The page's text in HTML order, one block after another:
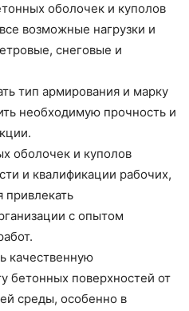
оболочек и куполов
возможные нагрузки и
снеговые и
тип армирования и марку
необходимую прочность и
оболочек и куполов
и квалификации рабочих,
привлекать
с опытом
качественную
бетонных поверхностей от
среды, особенно в